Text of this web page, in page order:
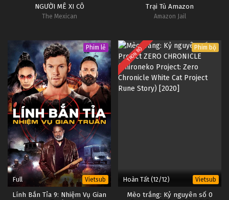
NGƯỜI MÊ XI CÔ
The Mexican
Trại Tù Amazon
Amazon Jail
Phim lẻ
Full Vietsub
Lính Bắn Tỉa 9: Nhiệm Vụ Gian
TRỌN BỘ Phim bộ
Hoàn Tất (12/12) Vietsub
Mèo trắng: Kỷ nguyên số 0